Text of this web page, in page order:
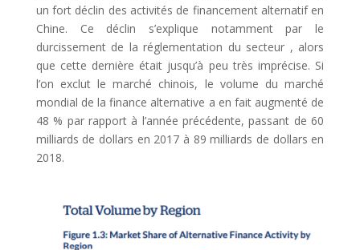
un fort déclin des activités de financement alternatif en
Chine. Ce déclin s’explique notamment par le
durcissement de la réglementation du secteur , alors
que cette dernière était jusqu’à peu très imprécise. Si
l’on exclut le marché chinois, le volume du marché
mondial de la finance alternative a en fait augmenté de
48 % par rapport à l’année précédente, passant de 60
milliards de dollars en 2017 à 89 milliards de dollars en
2018.